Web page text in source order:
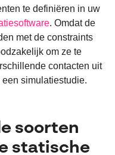
te definiëren in uw
. Omdat de
met de constraints
om ze te
contacten uit
simulatiestudie.
soorten
statische